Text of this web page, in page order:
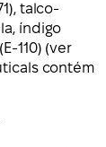
talco-
índigo
110) (ver
contém